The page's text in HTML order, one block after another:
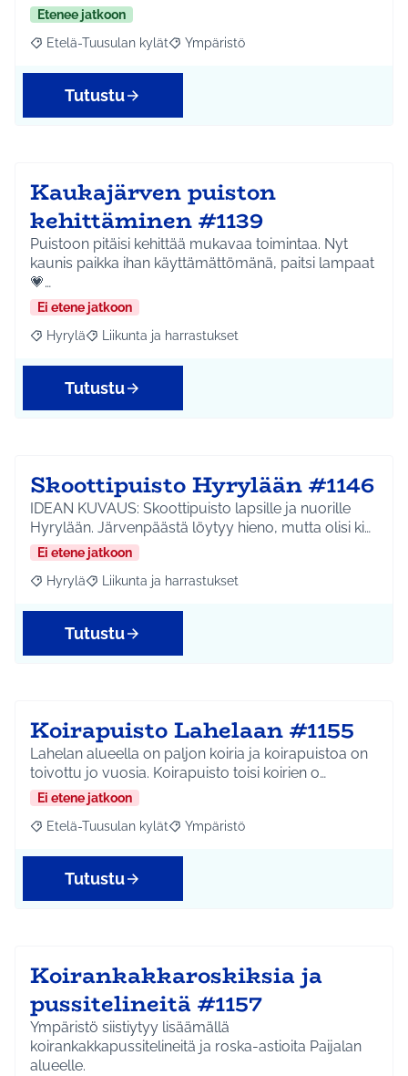
Etenee jatkoon
Rajaa tulokset aihepiirin mukaan: Etelä-Tuusulan kylät
Etelä-Tuusulan kylät Rajaa tulokset teeman mukaan:
Ympäristö
Tutustu
Kaukajärven puiston
kehittäminen #1139
Puistoon pitäisi kehittää mukavaa toimintaa. Nyt
kaunis paikka ihan käyttämättömänä, paitsi lampaat
💗…
Ei etene jatkoon
Rajaa tulokset aihepiirin mukaan: Hyrylä
Hyrylä Rajaa tulokset teeman mukaan: Liikunta ja
Liikunta ja harrastukset
Tutustu
Skoottipuisto Hyrylään #1146
IDEAN KUVAUS: Skoottipuisto lapsille ja nuorille
Hyrylään. Järvenpäästä löytyy hieno, mutta olisi ki…
Ei etene jatkoon
Rajaa tulokset aihepiirin mukaan: Hyrylä
Hyrylä Rajaa tulokset teeman mukaan: Liikunta ja
Liikunta ja harrastukset
Tutustu
Koirapuisto Lahelaan #1155
Lahelan alueella on paljon koiria ja koirapuistoa on
toivottu jo vuosia. Koirapuisto toisi koirien o…
Ei etene jatkoon
Rajaa tulokset aihepiirin mukaan: Etelä-Tuusulan kylät
Etelä-Tuusulan kylät Rajaa tulokset teeman mukaan:
Ympäristö
Tutustu
Koirankakkaroskiksia ja
pussitelineitä #1157
Ympäristö siistiytyy lisäämällä
koirankakkapussitelineitä ja roska-astioita Paijalan
alueelle.